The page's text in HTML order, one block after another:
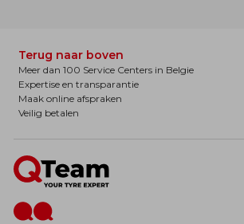
Terug naar boven
Meer dan 100 Service Centers in Belgie
Expertise en transparantie
Maak online afspraken
Veilig betalen